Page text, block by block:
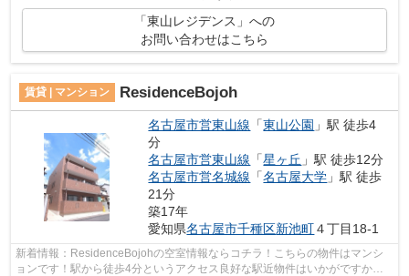
「東山レジデンス」への
お問い合わせはこちら
賃貸 | マンション ResidenceBojoh
名古屋市営東山線 「東山公園 」駅 徒歩4
分
名古屋市営東山線 「星ヶ丘 」駅 徒歩12分
名古屋市営名城線 「名古屋大学 」駅 徒歩
21分
築17年
愛知県名古屋市千種区新池町４丁目18-1
新着情報：ResidenceBojohの空室情報ならコチラ！こちらの物件はマンシ
ョンです！駅から徒歩4分というアクセス良好な駅近物件はいかがですか！